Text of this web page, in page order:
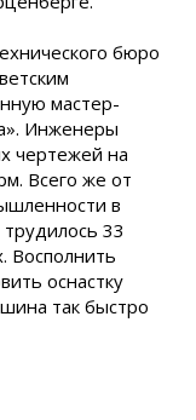
бюро
мастер-
Инженеры
чертежей на
Всего же от
в
33
Восполнить
оснастку
так быстро